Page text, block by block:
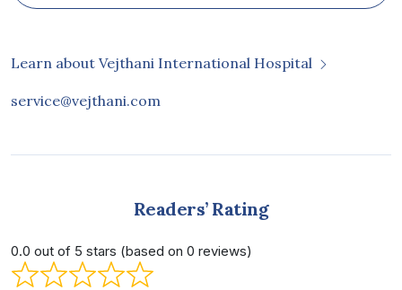
Learn about Vejthani International Hospital
service@vejthani.com
Readers’ Rating
0.0 out of 5 stars (based on 0 reviews)